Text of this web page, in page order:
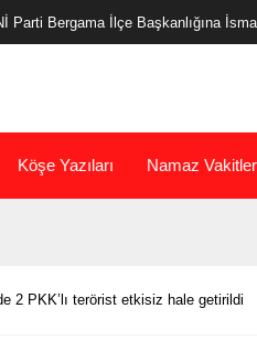
Parti Bergama İlçe Başkanlığına
Köşe Yazıları Namaz
2 PKK’lı terörist etkisiz hale getirildi